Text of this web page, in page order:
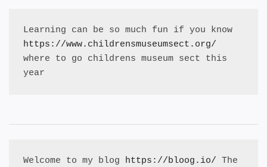
https://www.childrensmuseumsect.org/
where to go childrens museum sect this
year
Welcome to my blog https://bloog.io/ The